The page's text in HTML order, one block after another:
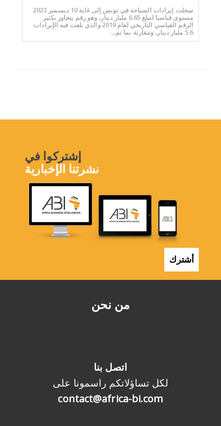
سجلت إيرادات السياحة في تونس إلى غاية 10 ديسمبر 2023
مستوى قياسيا لتبلغ 6.65 مليار دينار، وهو رقم يتجاوز بكثير
الرقم القياسي التاريخي لعام 2019 والذي بلغت فيه الإيرادات
5.6 مليار دينار، ومقارنة بما تم...
من نحن
اتصل بنا
لكل تساؤلاتكم راسمونا على
contact@africa-bi.com
إشتركوا في
نشرتنا الإخبارية
أشترك